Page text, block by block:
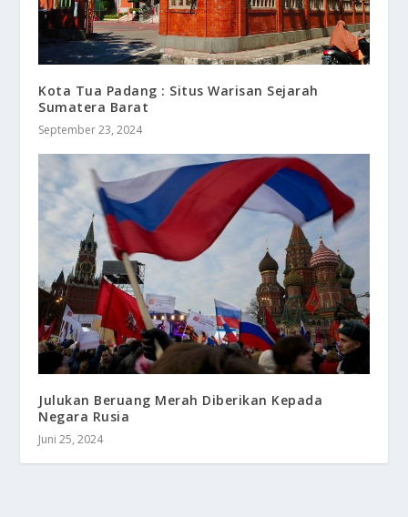
Kota Tua Padang : Situs Warisan Sejarah
Sumatera Barat
September 23, 2024
Julukan Beruang Merah Diberikan Kepada
Negara Rusia
Juni 25, 2024